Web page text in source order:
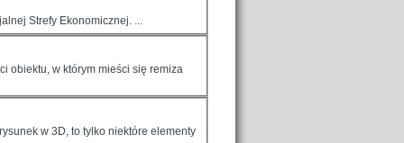
Strefy Ekonomicznej. ...
obiektu, w którym mieści się remiza
w 3D, to tylko niektóre elementy